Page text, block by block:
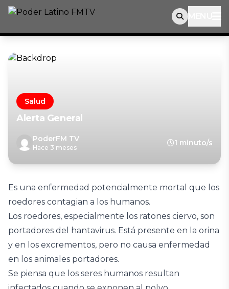
MENU
Salud
Alerta General
PoderFM TV
Hace 3 meses
1 minuto/s
Es una enfermedad potencialmente mortal que los
roedores contagian a los humanos.
Los roedores, especialmente los ratones ciervo, son
portadores del hantavirus. Está presente en la orina
y en los excrementos, pero no causa enfermedad
en los animales portadores.
Se piensa que los seres humanos resultan